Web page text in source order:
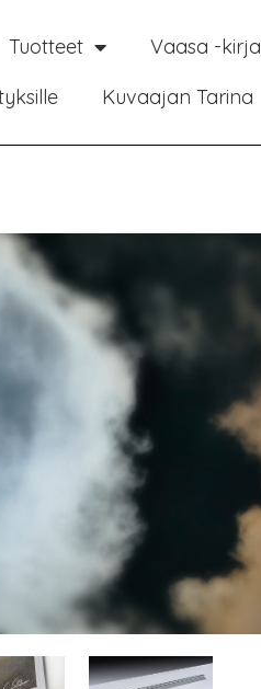
Tuotteet Vaasa -kirja
Kuvaajan Tarina